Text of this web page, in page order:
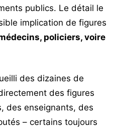
publics. Le détail le
implication de figures
policiers, voire
des dizaines de
des figures
des enseignants, des
– certains toujours